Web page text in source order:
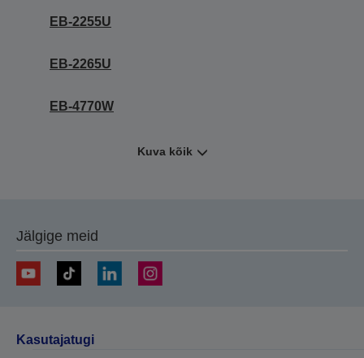
EB-2255U
EB-2265U
EB-4770W
Kuva kõik
Jälgige meid
Kasutajatugi